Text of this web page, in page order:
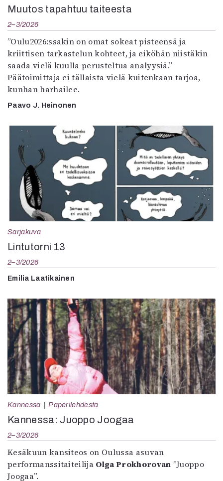
Muutos tapahtuu taiteesta
2–3/2026
”Oulu2026:ssakin on omat sokeat pisteensä ja
kriittisen tarkastelun kohteet, ja eiköhän niistäkin
saada vielä kuulla perusteltua analyysiä.”
Päätoimittaja ei tällaista vielä kuitenkaan tarjoa,
kunhan harhailee.
Paavo J. Heinonen
Sarjakuva
Lintutorni 13
2–3/2026
Emilia Laatikainen
Kannessa Paperilehdestä
Kannessa: Juoppo Joogaa
2–3/2026
Kesäkuun kansiteos on Oulussa asuvan
performanssitaiteilija Olga Prokhorovan ”Juoppo
Joogaa”.